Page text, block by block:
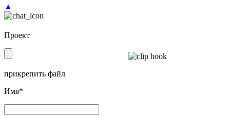
▲
Проект
прикрепить файл
Имя*